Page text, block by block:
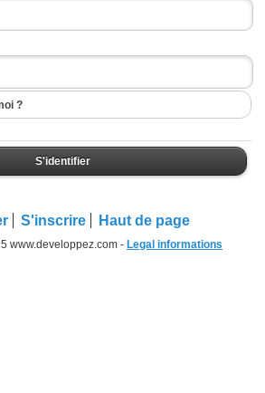
?
S'identifier
S'inscrire Haut de page
www.developpez.com - Legal informations